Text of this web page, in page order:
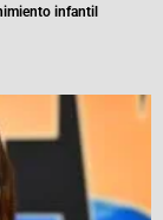
infantil